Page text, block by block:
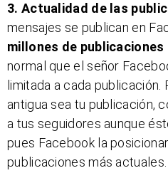
3. Actualidad de las
mensajes se publican en
millones de
normal que el señor
limitada a cada publicación.
antigua sea tu publicación,
a tus seguidores aunque
pues Facebook la
publicaciones más